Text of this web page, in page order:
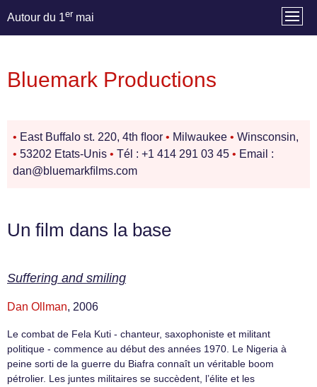
Autour du 1er mai
Bluemark Productions
• East Buffalo st. 220, 4th ﬂoor • Milwaukee • Winsconsin,
• 53202 Etats-Unis • Tél : +1 414 291 03 45 • Email :
dan@bluemarkﬁlms.com
Un film dans la base
Suffering and smiling
Dan Ollman, 2006
Le combat de Fela Kuti - chanteur, saxophoniste et militant
politique - commence au début des années 1970. Le Nigeria à
peine sorti de la guerre du Biafra connaît un véritable boom
pétrolier. Les juntes militaires se succèdent, l’élite et les